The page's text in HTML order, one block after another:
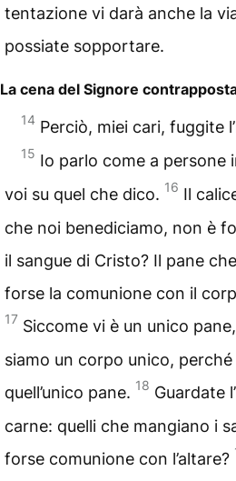
tentazione vi darà anche la
possiate sopportare.
La cena del Signore
14 Perciò, miei cari, fuggite
15 Io parlo come a persone
voi su quel che dico. 16 Il
che noi benediciamo, non è
il sangue di Cristo? Il pane
forse la comunione con il
17 Siccome vi è un unico
siamo un corpo unico,
quell’unico pane. 18 Guardate
carne: quelli che mangiano i
forse comunione con l’altare?